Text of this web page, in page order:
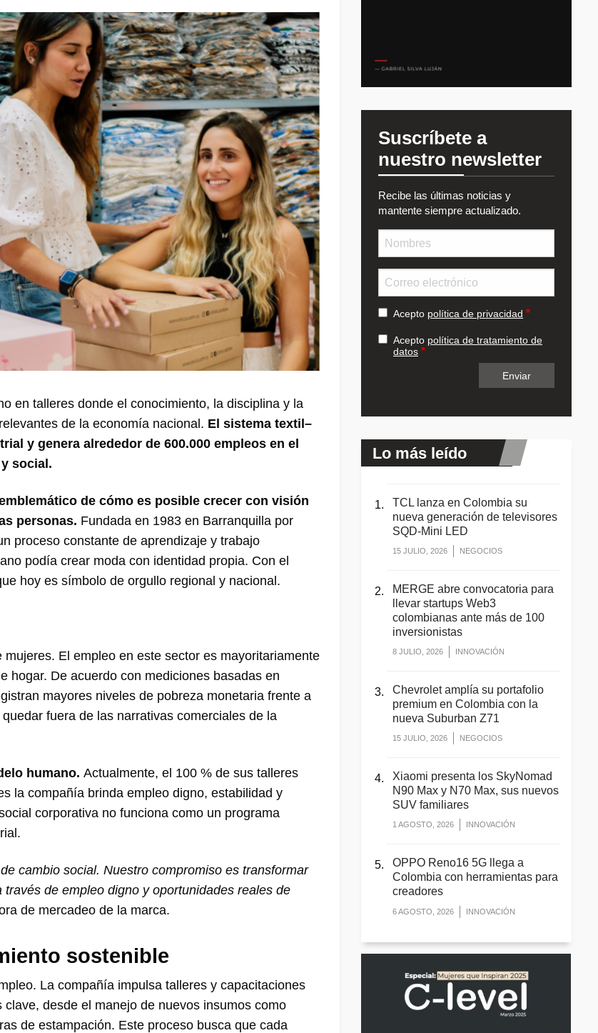
en talleres donde el conocimiento, la disciplina y la
de la economía nacional. El sistema textil–
y genera alrededor de 600.000 empleos en el
social.
de cómo es posible crecer con visión
personas. Fundada en 1983 en Barranquilla por
proceso constante de aprendizaje y trabajo
podía crear moda con identidad propia. Con el
hoy es símbolo de orgullo regional y nacional.
El empleo en este sector es mayoritariamente
hogar. De acuerdo con mediciones basadas en
mayores niveles de pobreza monetaria frente a
fuera de las narrativas comerciales de la
humano. Actualmente, el 100 % de sus talleres
la compañía brinda empleo digno, estabilidad y
corporativa no funciona como un programa
cambio social. Nuestro compromiso es transformar
de empleo digno y oportunidades reales de
de mercadeo de la marca.
sostenible
La compañía impulsa talleres y capacitaciones
desde el manejo de nuevos insumos como
de estampación. Este proceso busca que cada
Suscríbete a
nuestro newsletter
Recibe las últimas noticias y
mantente siempre actualizado.
Acepto política de privacidad
Acepto política de tratamiento de
datos
Lo más leído
TCL lanza en Colombia su
nueva generación de televisores
SQD-Mini LED
15 JULIO, 2026 NEGOCIOS
MERGE abre convocatoria para
llevar startups Web3
colombianas ante más de 100
inversionistas
8 JULIO, 2026 INNOVACIÓN
Chevrolet amplía su portafolio
premium en Colombia con la
nueva Suburban Z71
15 JULIO, 2026 NEGOCIOS
Xiaomi presenta los SkyNomad
N90 Max y N70 Max, sus nuevos
SUV familiares
1 AGOSTO, 2026 INNOVACIÓN
OPPO Reno16 5G llega a
Colombia con herramientas para
creadores
6 AGOSTO, 2026 INNOVACIÓN